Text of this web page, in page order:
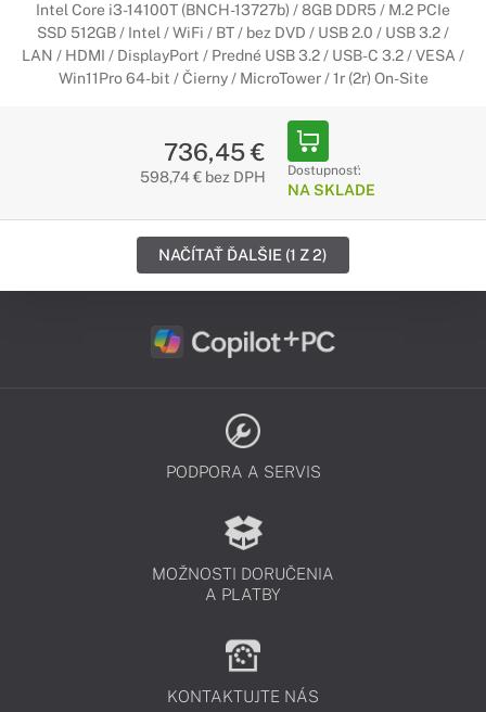
Intel Core i3-14100T (BNCH-13727b) / 8GB DDR5 / M.2 PCIe
SSD 512GB / Intel / WiFi / BT / bez DVD / USB 2.0 / USB 3.2 /
LAN / HDMI / DisplayPort / Predné USB 3.2 / USB-C 3.2 / VESA /
Win11Pro 64-bit / Čierny / MicroTower / 1r (2r) On-Site
736,45 €
598,74 € bez DPH Dostupnosť:
NA SKLADE
NAČÍTAŤ ĎALŠIE (1 Z 2)
PODPORA A SERVIS
MOŽNOSTI DORUČENIA
A PLATBY
KONTAKTUJTE NÁS